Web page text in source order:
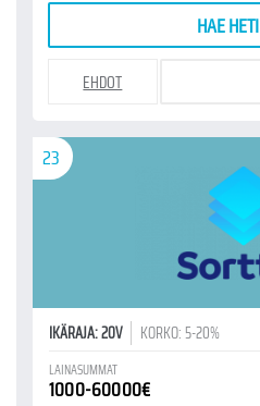
HAE HETI
EHDOT
23
IKÄRAJA: 20V KORKO: 5-20%
LAINASUMMAT
1000-60000€